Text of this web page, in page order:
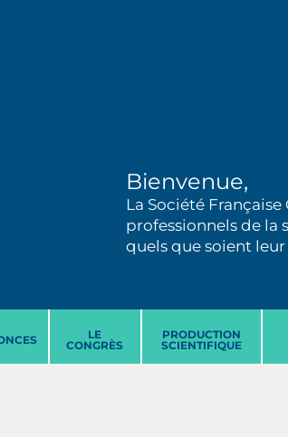
Bienvenue,
La Société
professionnels de la
quels que soient
LE
CONGRÈS
PRODUCTION
SCIENTIFIQUE